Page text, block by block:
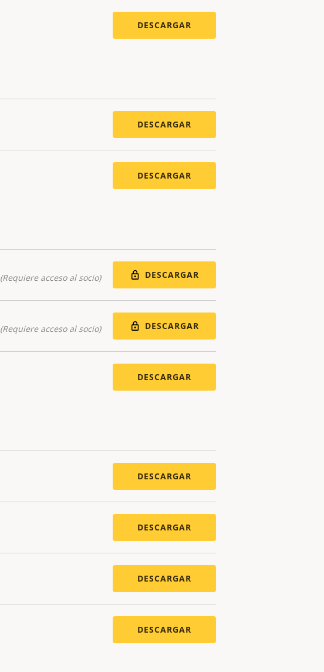
DESCARGAR
DESCARGAR
DESCARGAR
(Requiere acceso al socio) DESCARGAR
(Requiere acceso al socio) DESCARGAR
DESCARGAR
DESCARGAR
DESCARGAR
DESCARGAR
DESCARGAR